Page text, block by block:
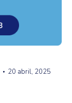
20 abril, 2025